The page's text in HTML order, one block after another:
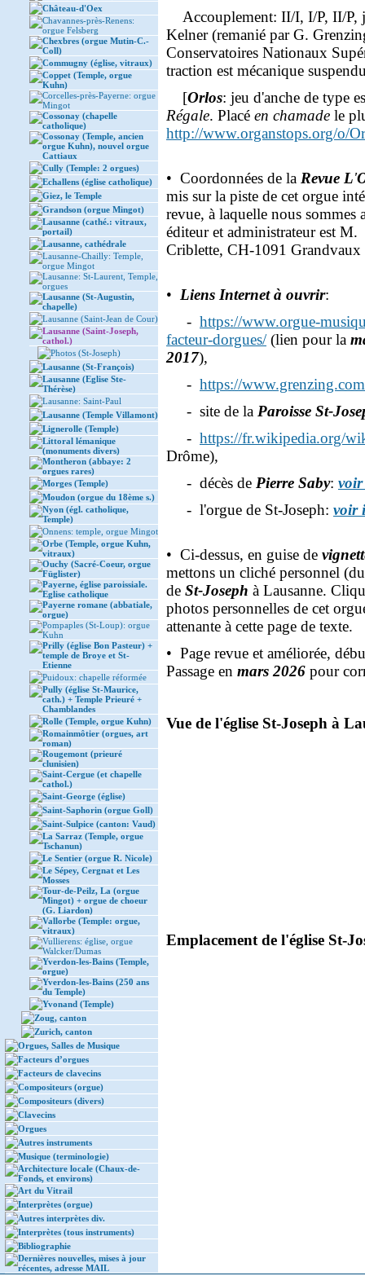
Château-d'Oex
Chavannes-près-Renens:
orgue Felsberg
Chexbres (orgue Mutin-C.-
Coll)
Commugny (église, vitraux)
Coppet (Temple, orgue
Kuhn)
Corcelles-près-Payerne: orgue
Mingot
Cossonay (chapelle
catholique)
Cossonay (Temple, ancien
orgue Kuhn), nouvel orgue
Cattiaux
Cully (Temple: 2 orgues)
Echallens (église catholique)
Giez, le Temple
Grandson (orgue Mingot)
Lausanne (cathé.: vitraux,
portail)
Lausanne, cathédrale
Lausanne-Chailly: Temple,
orgue Mingot
Lausanne: St-Laurent, Temple,
orgues
Lausanne (St-Augustin,
chapelle)
Lausanne (Saint-Jean de Cour)
Lausanne (Saint-Joseph,
cathol.)
Photos (St-Joseph)
Lausanne (St-François)
Lausanne (Eglise Ste-
Thérèse)
Lausanne: Saint-Paul
Lausanne (Temple Villamont)
Lignerolle (Temple)
Littoral lémanique
(monuments divers)
Montheron (abbaye: 2
orgues rares)
Morges (Temple)
Moudon (orgue du 18ème s.)
Nyon (égl. catholique,
Temple)
Onnens: temple, orgue Mingot
Orbe (Temple, orgue Kuhn,
vitraux)
Ouchy (Sacré-Coeur, orgue
Füglister)
Payerne, église paroissiale.
Eglise catholique
Payerne romane (abbatiale,
orgue)
Pompaples (St-Loup): orgue
Kuhn
Prilly (église Bon Pasteur) +
temple de Broye et St-
Etienne
Puidoux: chapelle réformée
Pully (église St-Maurice,
cath.) + Temple Prieuré +
Chamblandes
Rolle (Temple, orgue Kuhn)
Romainmôtier (orgues, art
roman)
Rougemont (prieuré
clunisien)
Saint-Cergue (et chapelle
cathol.)
Saint-George (église)
Saint-Saphorin (orgue Goll)
Saint-Sulpice (canton: Vaud)
La Sarraz (Temple, orgue
Tschanun)
Le Sentier (orgue R. Nicole)
Le Sépey, Cergnat et Les
Mosses
Tour-de-Peilz, La (orgue
Mingot) + orgue de choeur
(G. Liardon)
Vallorbe (Temple: orgue,
vitraux)
Vullierens: église, orgue
Walcker/Dumas
Yverdon-les-Bains (Temple,
orgue)
Yverdon-les-Bains (250 ans
du Temple)
Yvonand (Temple)
Zoug, canton
Zurich, canton
Orgues, Salles de Musique
Facteurs d’orgues
Facteurs de clavecins
Compositeurs (orgue)
Compositeurs (divers)
Clavecins
Orgues
Autres instruments
Musique (terminologie)
Architecture locale (Chaux-de-
Fonds, et environs)
Art du Vitrail
Interprètes (orgue)
Autres interprètes div.
Interprètes (tous instruments)
Bibliographie
Dernières nouvelles, mises à jour
récentes, adresse MAIL
Accouplement: II/I, I/P, II/P,
Kelner (remanié par G.
Conservatoires Nationaux
traction est mécanique
[Orlos: jeu d'anche de type
Régale. Placé en chamade le
http://www.organstops.org/o/
• Coordonnées de la Revue L'
mis sur la piste de cet orgue
revue, à laquelle nous sommes
éditeur et administrateur est M.
Criblette, CH-1091
• Liens Internet à ouvrir:
- https://www.orgue-
facteur-dorgues/(lien pour la
2017),
- https://
- site de la Paroisse St-
- https://fr.wikipedia.org/
Drôme),
- décès de Pierre Saby:
- l'orgue de St-Joseph: voir
• Ci-dessus, en guise de
mettons un cliché personnel
de St-Joseph à Lausanne.
photos personnelles de cet
attenante à cette page de texte.
• Page revue et améliorée,
Passage en mars 2026 pour
Vue de l'église St-Joseph à
Emplacement de l'église St-